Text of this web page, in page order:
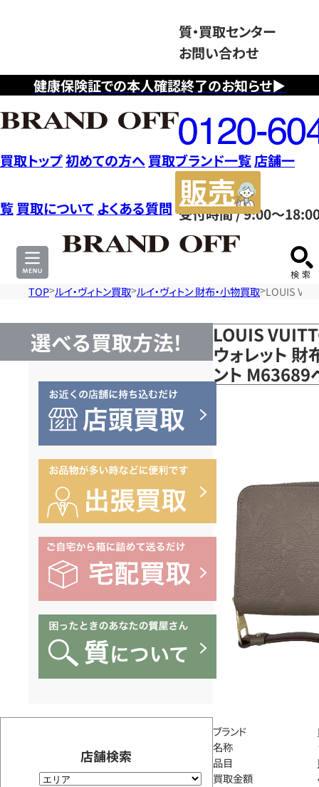
健康保険証での本人確認終了のお知らせ▶
質・買取センター
お問い合わせ
フ
リ
ー
ダ
イ
ヤ
ル
0120604117
受付時間 / 9:00～
買取トップ初めての方へ 買取ブランド一覧店舗一
覧 買取について よくある質問
サ
TOP ルイ・ヴィトン買取 ルイ・ヴィトン 財布・小物買取 LOUIS
選べる買取方法!
店舗検索
LOUIS
ウォレット 財
ント M63689
ブランド
名称
品目
買取金額